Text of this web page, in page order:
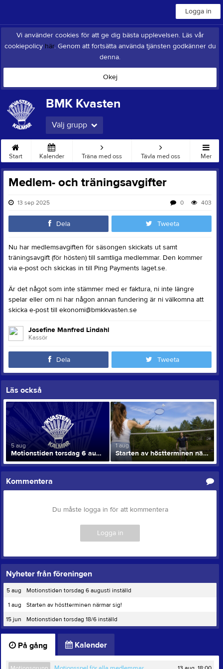
Logga in
Vi använder cookies för att ge dig bästa upplevelsen. Läs vår
cookiepolicy här. Genom att fortsätta använda tjänsten godkänner du
denna.
Okej
BMK Kvasten
Välj grupp
Start Kalender Träna med oss Tävla med oss Mer
Medlem- och träningsavgifter
13 sep 2025 403
0
Dela Tweeta
Nu har medlemsavgiften för säsongen skickats ut samt
träningsavgift (för hösten) till samtliga medlemmar. Den kommer
via e-post och skickas in till Ping Payments laget.se.
Är det något som inte stämmer med er faktura, ni inte längre
spelar eller om ni har någon annan fundering är ni välkomna att
skicka e-post till ekonomi@bmkkvasten.se
Josefine Manfred Lindahl
Kassör
Dela Tweeta
Läs också
5 aug
Motionstiden torsdag 6 augusti inställd
1 aug
Starten av höstterminen närmar sig!
Kommentera
Du måste logga in för att kommentera
Logga in
Nyheter från föreningen
5 aug
Motionstiden torsdag 6 augusti inställd
1 aug
Starten av höstterminen närmar sig!
15 jun
Motionstiden torsdag 18/6 inställd
På gång Kalender